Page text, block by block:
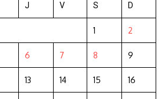
J V S D
1 2
6 7 8 9
13 14 15 16